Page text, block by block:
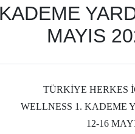
MAYIS
TÜRKİYE HERKES
WELLNESS 1. KADEME
12-16